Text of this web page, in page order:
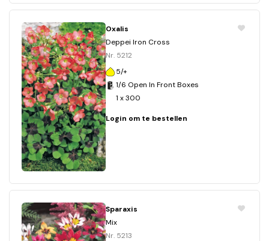
Oxalis
Deppei Iron Cross
Nr. 5212
5/+
1/6 Open In Front Boxes
1 x 300
Login om te bestellen
Sparaxis
Mix
Nr. 5213